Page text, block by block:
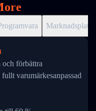
Marknadsplats
och förbättra
varumärkesanpassad